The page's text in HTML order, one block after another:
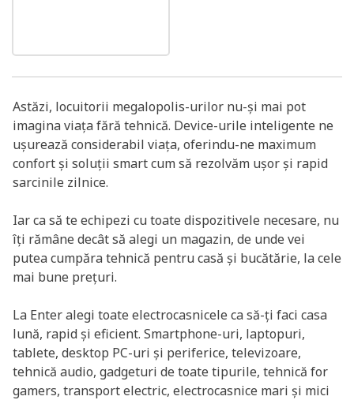
Astăzi, locuitorii megalopolis-urilor nu-și mai pot
imagina viața fără tehnică. Device-urile inteligente ne
ușurează considerabil viața, oferindu-ne maximum
confort și soluții smart cum să rezolvăm ușor și rapid
sarcinile zilnice.
Iar ca să te echipezi cu toate dispozitivele necesare, nu
îți rămâne decât să alegi un magazin, de unde vei
putea cumpăra tehnică pentru casă și bucătărie, la cele
mai bune prețuri.
La Enter alegi toate electrocasnicele ca să-ți faci casa
lună, rapid și eficient. Smartphone-uri, laptopuri,
tablete, desktop PC-uri și periferice, televizoare,
tehnică audio, gadgeturi de toate tipurile, tehnică for
gamers, transport electric, electrocasnice mari și mici